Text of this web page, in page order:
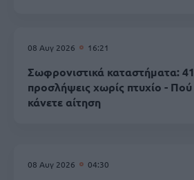
08 Αυγ 2026 16:21
Σωφρονιστικά καταστήματα:
προσλήψεις χωρίς πτυχίο - Πού
κάνετε αίτηση
08 Αυγ 2026 04:30